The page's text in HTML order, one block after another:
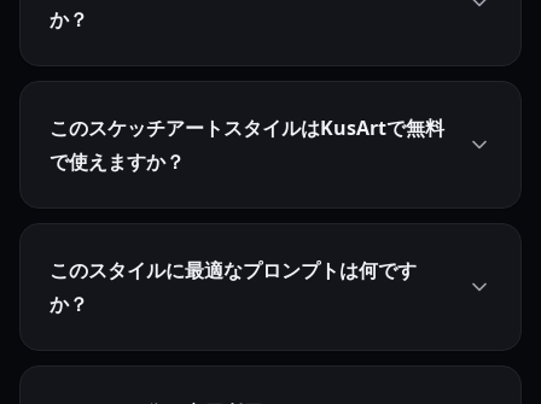
か？
このスケッチアートスタイルはKusArtで無料
で使えますか？
このスタイルに最適なプロンプトは何です
か？